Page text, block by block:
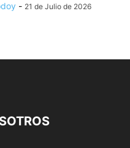
- 21 de Julio de 2026